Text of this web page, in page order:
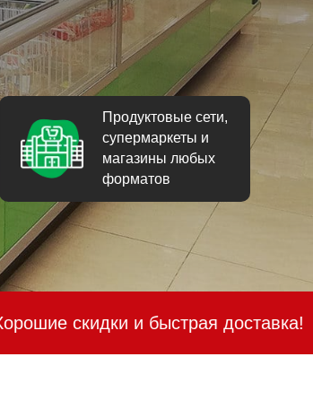
Продуктовые сети,
супермаркеты и
магазины любых
форматов
и быстрая доставка!